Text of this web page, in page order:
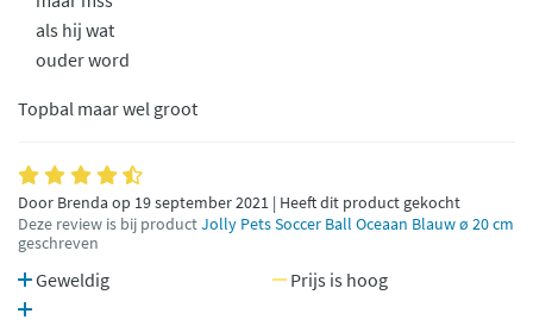
als hij wat
ouder word
Topbal maar wel groot
Door Brenda op 19 september 2021 | Heeft dit product gekocht
Deze review is bij productJolly Pets Soccer Ball Oceaan Blauw ø 20 cm
geschreven
Geweldig Prijs is hoog